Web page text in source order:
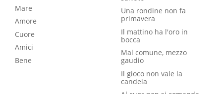
Mare
Amore
Cuore
Amici
Bene
Una rondine non fa
primavera
Il mattino ha l'oro in
bocca
Mal comune, mezzo
gaudio
Il gioco non vale la
candela